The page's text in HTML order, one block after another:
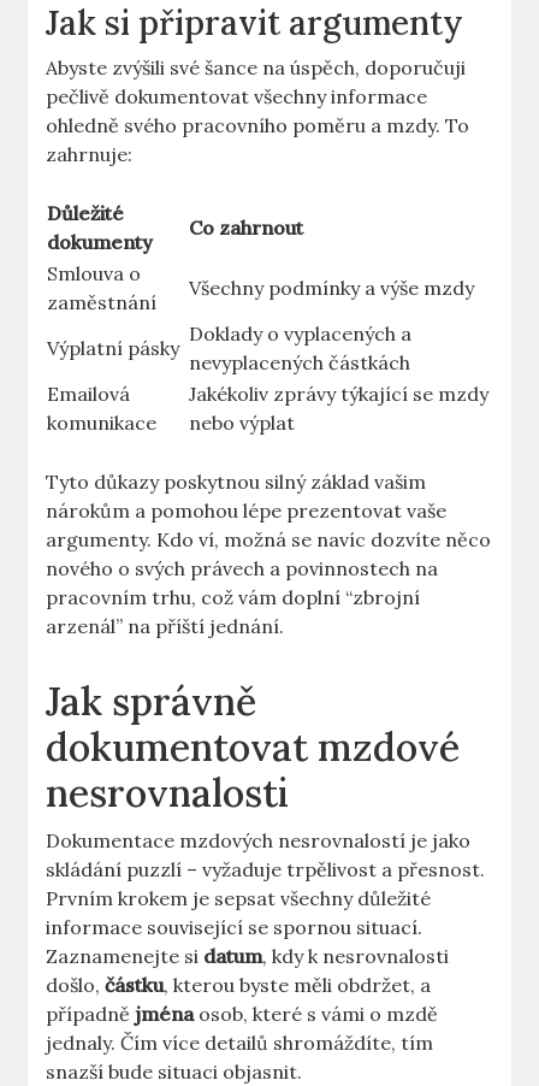
Jak si připravit argumenty
Abyste zvýšili své šance na úspěch, doporučuji
pečlivě dokumentovat všechny informace
ohledně svého pracovního poměru a mzdy. To
zahrnuje:
Důležité
dokumenty
Co zahrnout
Smlouva o
zaměstnání
Všechny podmínky a výše mzdy
Výplatní pásky
Doklady o vyplacených a
nevyplacených částkách
Emailová
komunikace
Jakékoliv zprávy týkající se mzdy
nebo výplat
Tyto důkazy poskytnou silný základ vašim
nárokům a pomohou lépe prezentovat vaše
argumenty. Kdo ví, možná se navíc dozvíte něco
nového o svých právech a povinnostech na
pracovním trhu, což vám doplní “zbrojní
arzenál” na příští jednání.
Jak správně
dokumentovat mzdové
nesrovnalosti
Dokumentace mzdových nesrovnalostí je jako
skládání puzzlí – vyžaduje trpělivost a přesnost.
Prvním krokem je sepsat všechny důležité
informace související se spornou situací.
Zaznamenejte si datum, kdy k nesrovnalosti
došlo,částku, kterou byste měli obdržet, a
případně jménaosob, které s vámi o mzdě
jednaly. Čím více detailů shromáždíte, tím
snazší bude situaci objasnit.